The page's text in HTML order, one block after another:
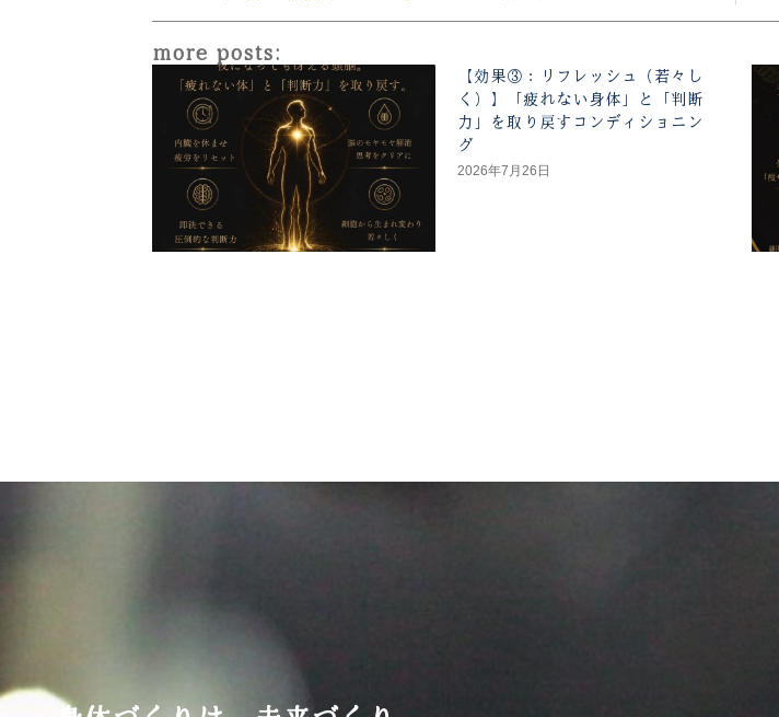
more posts:
【効果③：リフレッシュ（若々し
く）】「疲れない身体」と「判断
力」を取り戻すコンディショニン
グ
2026年7月26日